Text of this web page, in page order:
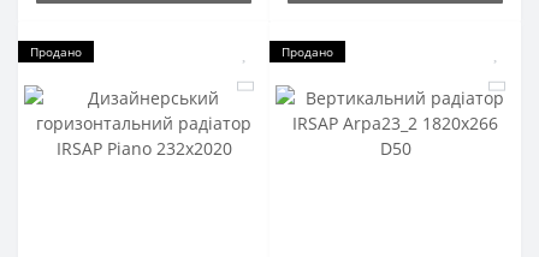
Продано Продано